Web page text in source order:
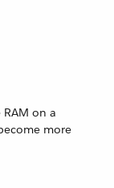
on a
more